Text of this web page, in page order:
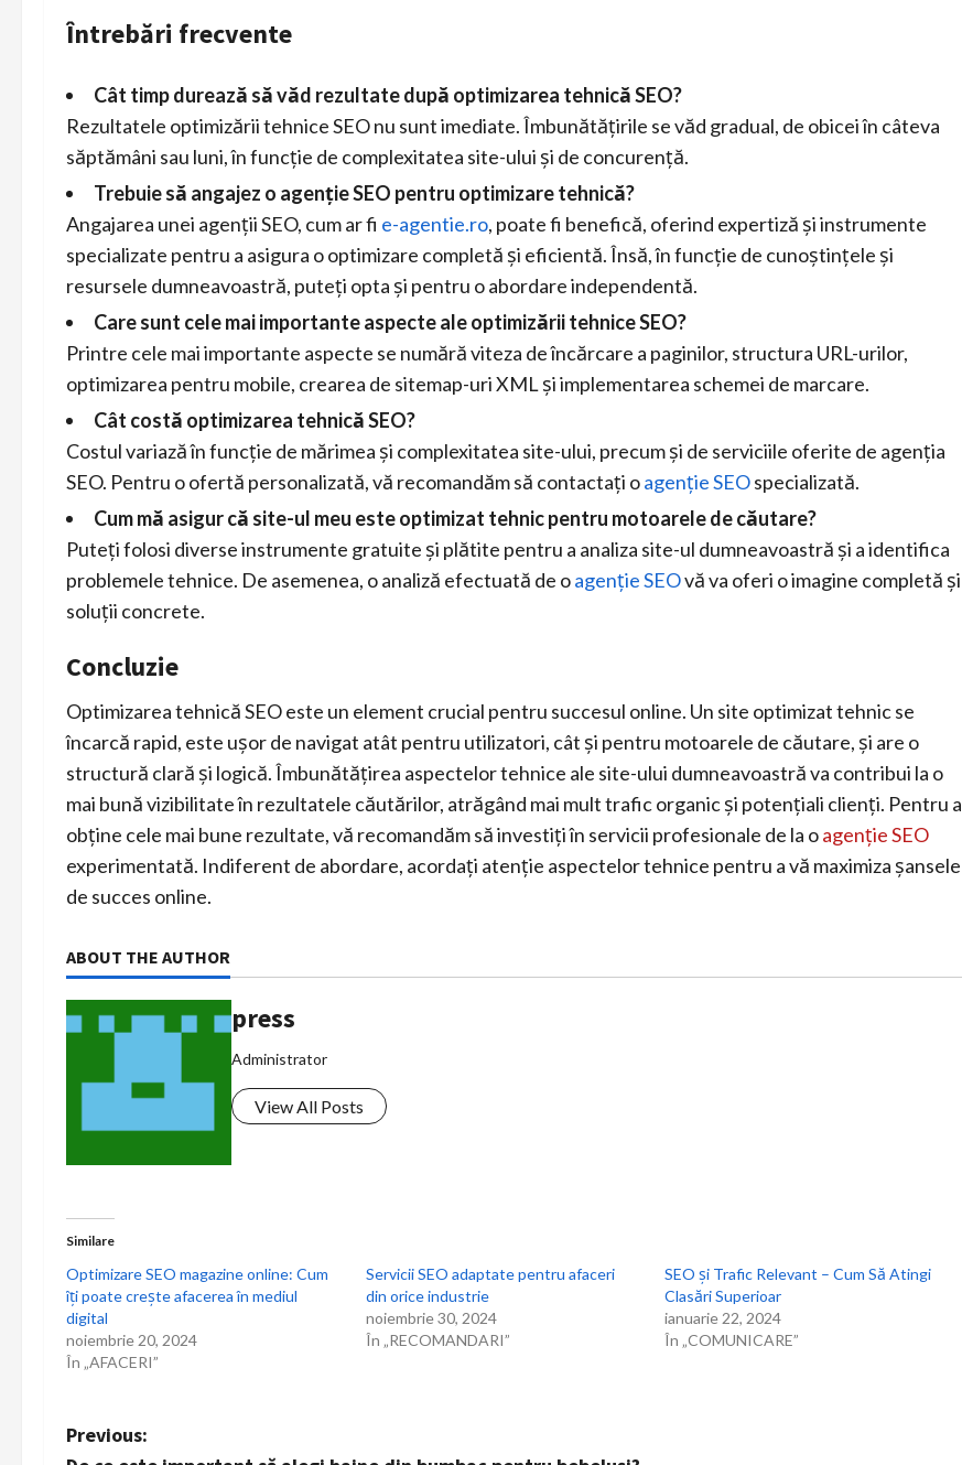
Întrebări frecvente
Cât timp durează să văd rezultate după optimizarea tehnică SEO?
Rezultatele optimizării tehnice SEO nu sunt imediate. Îmbunătățirile se văd gradual, de obicei în câteva
săptămâni sau luni, în funcție de complexitatea site-ului și de concurență.
Trebuie să angajez o agenție SEO pentru optimizare tehnică?
Angajarea unei agenții SEO, cum ar fi e-agentie.ro, poate fi benefică, oferind expertiză și instrumente
specializate pentru a asigura o optimizare completă și eficientă. Însă, în funcție de cunoștințele și
resursele dumneavoastră, puteți opta și pentru o abordare independentă.
Care sunt cele mai importante aspecte ale optimizării tehnice SEO?
Printre cele mai importante aspecte se numără viteza de încărcare a paginilor, structura URL-urilor,
optimizarea pentru mobile, crearea de sitemap-uri XML și implementarea schemei de marcare.
Cât costă optimizarea tehnică SEO?
Costul variază în funcție de mărimea și complexitatea site-ului, precum și de serviciile oferite de agenția
SEO. Pentru o ofertă personalizată, vă recomandăm să contactați oagenție SEOspecializată.
Cum mă asigur că site-ul meu este optimizat tehnic pentru motoarele de căutare?
Puteți folosi diverse instrumente gratuite și plătite pentru a analiza site-ul dumneavoastră și a identifica
problemele tehnice. De asemenea, o analiză efectuată de oagenție SEOvă va oferi o imagine completă și
soluții concrete.
Concluzie
Optimizarea tehnică SEO este un element crucial pentru succesul online. Un site optimizat tehnic se
încarcă rapid, este ușor de navigat atât pentru utilizatori, cât și pentru motoarele de căutare, și are o
structură clară și logică. Îmbunătățirea aspectelor tehnice ale site-ului dumneavoastră va contribui la o
mai bună vizibilitate în rezultatele căutărilor, atrăgând mai mult trafic organic și potențiali clienți. Pentru a
obține cele mai bune rezultate, vă recomandăm să investiți în servicii profesionale de la oagenție SEO
experimentată. Indiferent de abordare, acordați atenție aspectelor tehnice pentru a vă maximiza șansele
de succes online.
ABOUT THE AUTHOR
press
Administrator
View All Posts
Similare
Optimizare SEO magazine online: Cum
îți poate crește afacerea în mediul
digital
noiembrie 20, 2024
În „AFACERI”
Servicii SEO adaptate pentru afaceri
din orice industrie
noiembrie 30, 2024
În „RECOMANDARI”
SEO și Trafic Relevant – Cum Să Atingi
Clasări Superioar
ianuarie 22, 2024
În „COMUNICARE”
P
Previous: